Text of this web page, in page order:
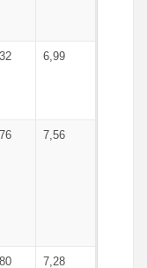
6,99
7,56
7,28